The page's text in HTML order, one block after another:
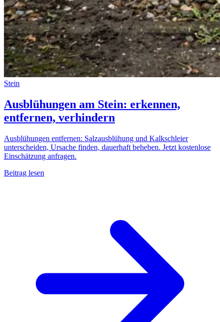
Stein
Ausblühungen am Stein: erkennen,
entfernen, verhindern
Ausblühungen entfernen: Salzausblühung und Kalkschleier
unterscheiden, Ursache finden, dauerhaft beheben. Jetzt kostenlose
Einschätzung anfragen.
Beitrag lesen